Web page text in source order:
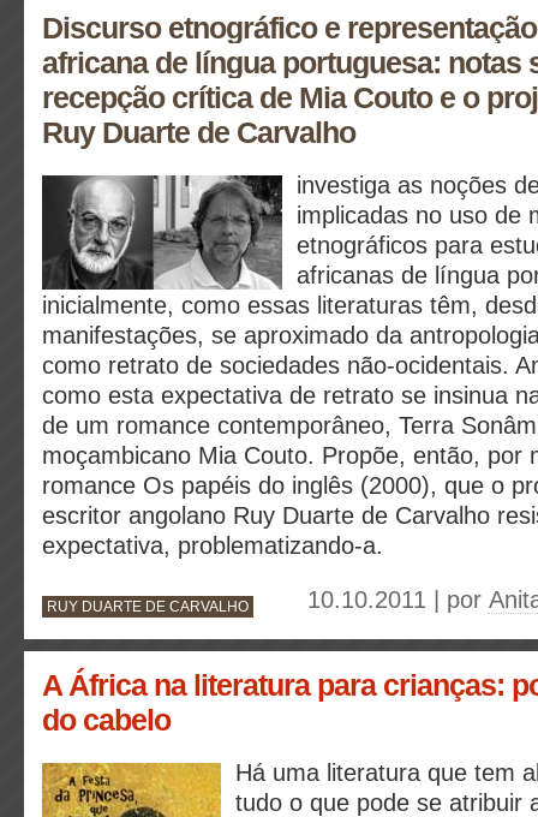
Discurso etnográfico e
africana de língua portuguesa: notas
recepção crítica de Mia Couto e o
Ruy Duarte de Carvalho
investiga as noções
implicadas no uso de
etnográficos para
africanas de língua
inicialmente, como essas literaturas têm,
manifestações, se aproximado da
como retrato de sociedades não-ocidentais.
como esta expectativa de retrato se insinua
de um romance contemporâneo, Terra
moçambicano Mia Couto. Propõe, então, por
romance Os papéis do inglês (2000), que o
escritor angolano Ruy Duarte de Carvalho
expectativa, problematizando-a.
RUY DUARTE DE CARVALHO 10.10.2011 | por
A África na literatura para crianças:
do cabelo
Há uma literatura que tem
tudo o que pode se atribuir